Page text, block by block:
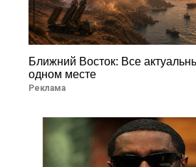
Ближний Восток: Все
одном месте
Реклама